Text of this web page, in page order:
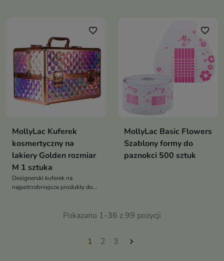
favorite_border
MollyLac Kuferek
kosmertyczny na
lakiery Golden rozmiar
M 1 sztuka
Designerski kuferek na
najpotrzebniejsze produkty do
favorite_border
MollyLac Basic Flowers
Szablony formy do
paznokci 500 sztuk
Pokazano 1-36 z 99 pozycji
1 2 3 